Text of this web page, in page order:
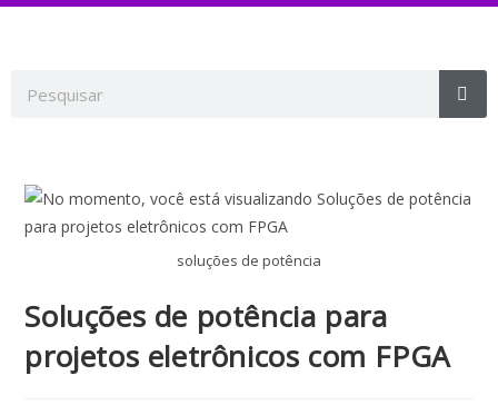
soluções de potência
Soluções de potência para
projetos eletrônicos com FPGA